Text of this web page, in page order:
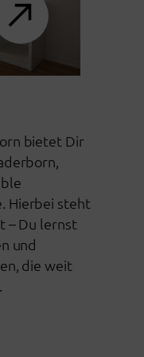
bietet Dir
Hierbei steht
– Du lernst
und
die weit